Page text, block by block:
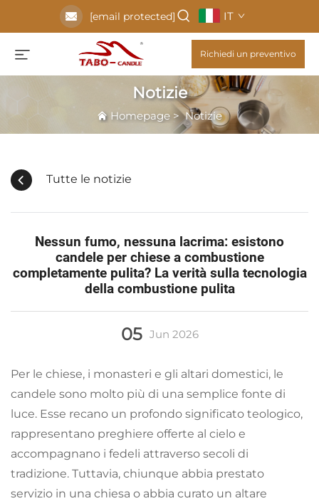
[email protected] IT
Richiedi un preventivo
Notizie
Homepage >Notizie
Tutte le notizie
Nessun fumo, nessuna lacrima: esistono
candele per chiese a combustione
completamente pulita? La verità sulla tecnologia
della combustione pulita
05 Jun 2026
Per le chiese, i monasteri e gli altari domestici, le
candele sono molto più di una semplice fonte di
luce. Esse recano un profondo significato teologico,
rappresentano preghiere offerte al cielo e
accompagnano i fedeli attraverso secoli di
tradizione. Tuttavia, chiunque abbia prestato
servizio in una chiesa o abbia curato un altare